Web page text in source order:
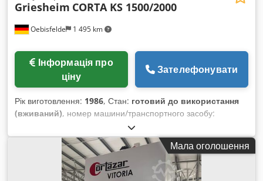
Oebisfelde 1 495 km
Griesheim CORTA KS 1500/2000
ціну
Зателефонувати
Рік виготовлення: 1986, Стан: готовий до використання
(вживаний), номер машини/транспортного засобу:
, Вживаний верстат для газокисневого різання
(3000 x1800 Corta) виробника Messer Griesheim. Тип:
CORTA KS 1500/2000 Chedpod Eg Tljfx Am Asa Заводський
номер: 1602097 Рік випуску: 1986 Підключення машини:
220 В, 50/60 Гц, 1,0 кВА
Мала оголошення